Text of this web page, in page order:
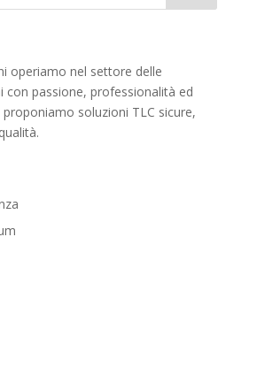
operiamo nel settore delle
con passione, professionalità ed
soluzioni TLC sicure,